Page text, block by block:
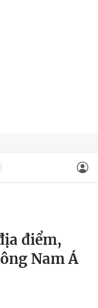
điểm,
Nam Á